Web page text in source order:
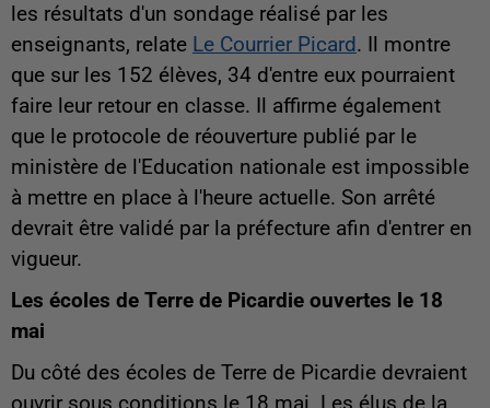
les résultats d'un sondage réalisé par les
enseignants, relate Le Courrier Picard. Il montre
que sur les 152 élèves, 34 d'entre eux pourraient
faire leur retour en classe. Il affirme également
que le protocole de réouverture publié par le
ministère de l'Education nationale est impossible
à mettre en place à l'heure actuelle. Son arrêté
devrait être validé par la préfecture afin d'entrer en
vigueur.
Les écoles de Terre de Picardie ouvertes le 18
mai
Du côté des écoles de Terre de Picardie devraient
ouvrir sous conditions le 18 mai. Les élus de la